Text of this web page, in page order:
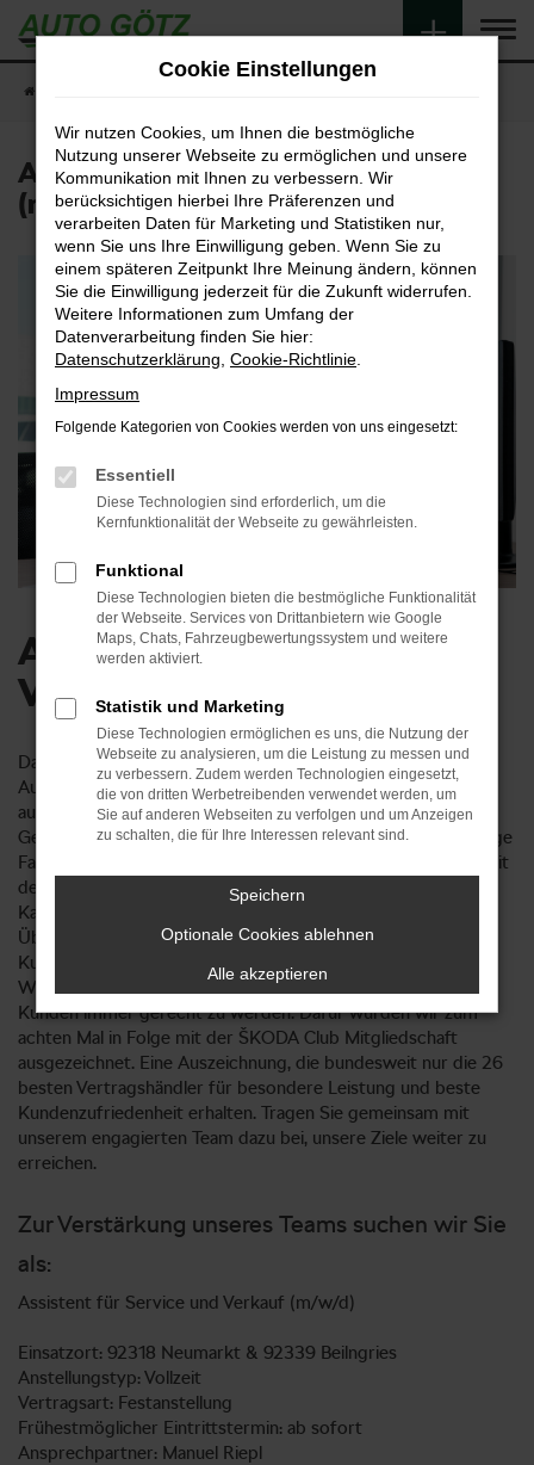
Zum
Hauptinhalt
springen
Assistent für Service und Verkauf
(m/w/d)
Assistent für Service und
Verkauf (m/w/d)
Das Familienunternehmen Auto Götz ist mit zwei modernen
Autohäusern in Beilngries und Neumarkt zukunftsorientiert
aufgestellt. Egal ob Neufahrzeug, Jahres- oder
Gebrauchtwagen, bei uns findet der Kunde immer das richtige
Fahrzeug. Und nach dem Kauf ist unser freundliches Team mit
dem ŠKODA und Seat Service sowie unserer Lackier- und
Karosserieabteilung immer für den Kunden da.
Überdurchschnittlicher Service und beste
Kundenzufriedenheit sind unsere größte Herausforderung.
Wir setzen alles daran, diesem Ziel im Interesse unserer
Kunden immer gerecht zu werden. Dafür wurden wir zum
achten Mal in Folge mit der ŠKODA Club Mitgliedschaft
ausgezeichnet. Eine Auszeichnung, die bundesweit nur die 26
besten Vertragshändler für besondere Leistung und beste
Kundenzufriedenheit erhalten. Tragen Sie gemeinsam mit
unserem engagierten Team dazu bei, unsere Ziele weiter zu
erreichen.
Zur Verstärkung unseres Teams suchen wir Sie
als:
Assistent für Service und Verkauf (m/w/d)
Einsatzort: 92318 Neumarkt & 92339 Beilngries
Anstellungstyp: Vollzeit
Vertragsart: Festanstellung
Frühestmöglicher Eintrittstermin: ab sofort
Ansprechpartner: Manuel Riepl
Cookie Einstellungen
Wir nutzen Cookies, um Ihnen die bestmögliche
Nutzung unserer Webseite zu ermöglichen und unsere
Kommunikation mit Ihnen zu verbessern. Wir
berücksichtigen hierbei Ihre Präferenzen und
verarbeiten Daten für Marketing und Statistiken nur,
wenn Sie uns Ihre Einwilligung geben. Wenn Sie zu
einem späteren Zeitpunkt Ihre Meinung ändern, können
Sie die Einwilligung jederzeit für die Zukunft widerrufen.
Weitere Informationen zum Umfang der
Datenverarbeitung finden Sie hier:
Datenschutzerklärung Cookie-Richtlinie
Impressum
Folgende Kategorien von Cookies werden von uns eingesetzt:
Essentiell
Diese Technologien sind erforderlich, um die
Kernfunktionalität der Webseite zu gewährleisten.
Funktional
Diese Technologien bieten die bestmögliche Funktionalität
der Webseite. Services von Drittanbietern wie Google
Maps, Chats, Fahrzeugbewertungssystem und weitere
werden aktiviert.
Statistik und Marketing
Diese Technologien ermöglichen es uns, die Nutzung der
Webseite zu analysieren, um die Leistung zu messen und
zu verbessern. Zudem werden Technologien eingesetzt,
die von dritten Werbetreibenden verwendet werden, um
Sie auf anderen Webseiten zu verfolgen und um Anzeigen
zu schalten, die für Ihre Interessen relevant sind.
Speichern
Optionale Cookies ablehnen
Alle akzeptieren